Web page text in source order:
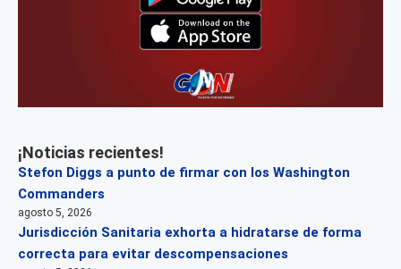
¡Noticias recientes!
Stefon Diggs a punto de firmar con los Washington
Commanders
agosto 5, 2026
Jurisdicción Sanitaria exhorta a hidratarse de forma
correcta para evitar descompensaciones